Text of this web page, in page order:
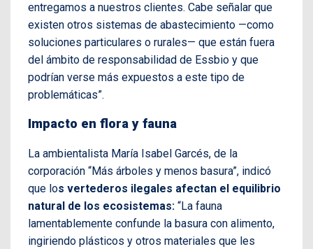
entregamos a nuestros clientes. Cabe señalar que
existen otros sistemas de abastecimiento —como
soluciones particulares o rurales— que están fuera
del ámbito de responsabilidad de Essbio y que
podrían verse más expuestos a este tipo de
problemáticas”.
Impacto en flora y fauna
La ambientalista María Isabel Garcés, de la
corporación “Más árboles y menos basura”, indicó
que los vertederos ilegales afectan el equilibrio
natural de los ecosistemas: “La fauna
lamentablemente confunde la basura con alimento,
ingiriendo plásticos y otros materiales que les